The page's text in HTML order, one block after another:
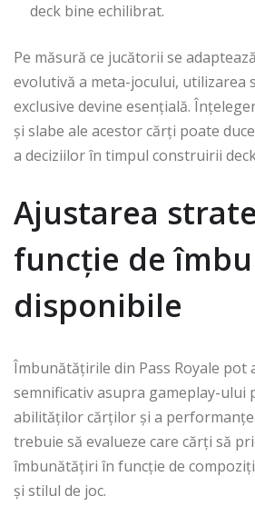
deck bine echilibrat.
Pe măsură ce jucătorii se
evolutivă a meta-jocului, utilizarea
exclusive devine esențială.
și slabe ale acestor cărți poate
a deciziilor în timpul construirii
Ajustarea
funcție de
disponibile
Îmbunătățirile din Pass Royale pot
semnificativ asupra gameplay-ului
abilităților cărților și a
trebuie să evalueze care cărți să
îmbunătățiri în funcție de
și stilul de joc.